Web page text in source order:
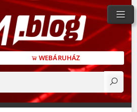
WEBÁRUHÁZ